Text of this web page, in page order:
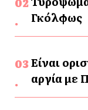
Γκόλφως
Είναι
αργία με